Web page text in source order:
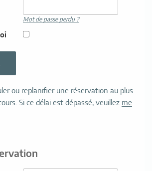
Mot de passe perdu ?
ou replanifier une réservation au plus
Si ce délai est dépassé, veuillez me